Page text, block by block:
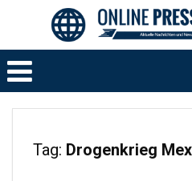
Tag: Drogenkrieg